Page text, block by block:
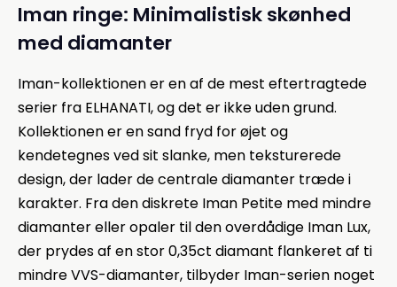
Iman ringe: Minimalistisk skønhed
med diamanter
Iman-kollektionen er en af de mest eftertragtede
serier fra ELHANATI, og det er ikke uden grund.
Kollektionen er en sand fryd for øjet og
kendetegnes ved sit slanke, men teksturerede
design, der lader de centrale diamanter træde i
karakter. Fra den diskrete Iman Petite med mindre
diamanter eller opaler til den overdådige Iman Lux,
der prydes af en stor 0,35ct diamant flankeret af ti
mindre VVS-diamanter, tilbyder Iman-serien noget